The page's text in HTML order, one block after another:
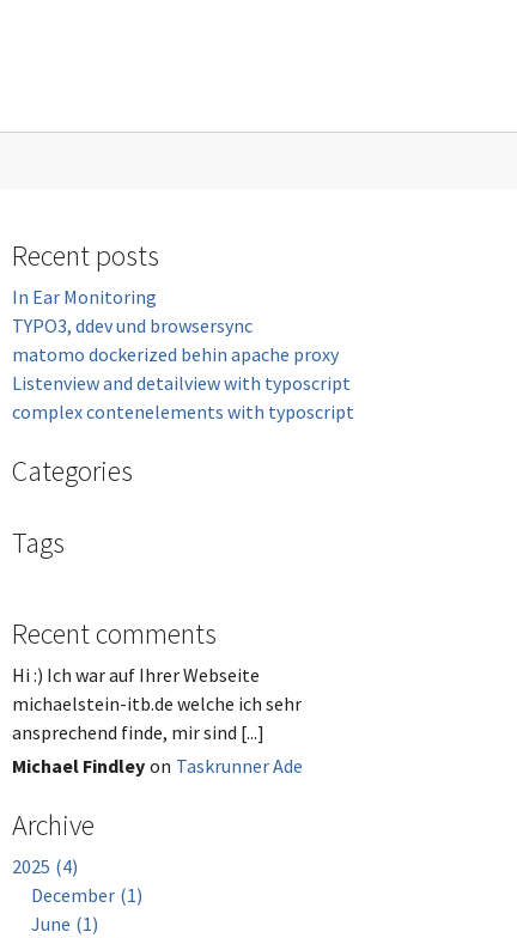
Recent posts
In Ear Monitoring
TYPO3, ddev und browsersync
matomo dockerized behin apache proxy
Listenview and detailview with typoscript
complex contenelements with typoscript
Categories
Tags
Recent comments
Hi :) Ich war auf Ihrer Webseite
michaelstein-itb.de welche ich sehr
ansprechend finde, mir sind [...]
Michael Findley on Taskrunner Ade
Archive
2025 4
December 1
June 1